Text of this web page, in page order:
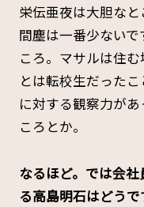
栄伝亜夜は大胆な
間塵は一番少ない
ころ。マサルは住
とは転校生だった
に対する観察力が
ころとか。
――なるほど。では会
る高島明石はどうで